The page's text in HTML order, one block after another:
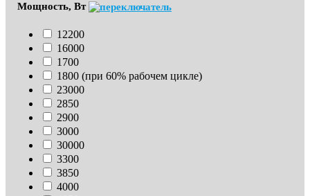
Мощность, Вт
12200
16000
1700
1800 (при 60% рабочем цикле)
23000
2850
2900
3000
30000
3300
3850
4000